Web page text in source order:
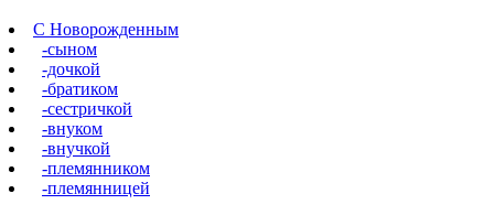
С Новорожденным
-сыном
-дочкой
-братиком
-сестричкой
-внуком
-внучкой
-племянником
-племянницей